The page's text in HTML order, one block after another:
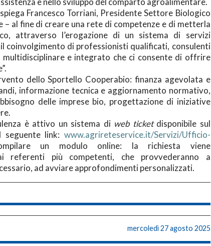
Francesco Torriani, Presidente Settore Biologico
al fine di creare una rete di competenze e di metterla
attraverso l’erogazione di un sistema di servizi
coinvolgimento di professionisti qualificati, consulenti
e integrato che ci consente di offrire
dello Sportello Cooperabio: finanza agevolata e
informazione tecnica e aggiornamento normativo,
delle imprese bio, progettazione di iniziative
è attivo un sistema di web ticketdisponibile sul
link: www.agrireteservice.it/Servizi/Ufficio-
un modulo online: la richiesta viene
referenti più competenti, che provvederanno a
ad avviare approfondimenti personalizzati.
mercoledì 27 agosto 2025